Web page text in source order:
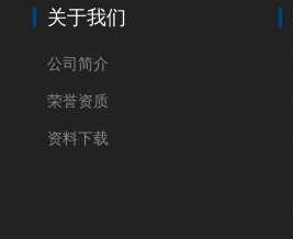
关于我们
公司简介
荣誉资质
资料下载